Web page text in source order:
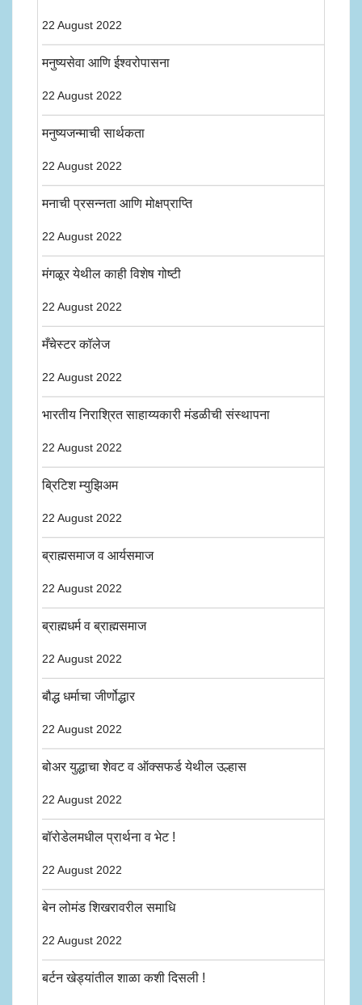
22 August 2022
मनुष्यसेवा आणि ईश्वरोपासना
22 August 2022
मनुष्यजन्माची सार्थकता
22 August 2022
मनाची प्रसन्नता आणि मोक्षप्राप्ति
22 August 2022
मंगळूर येथील काही विशेष गोष्टी
22 August 2022
मँचेस्टर कॉलेज
22 August 2022
भारतीय निराश्रित साहाय्यकारी मंडळीची संस्थापना
22 August 2022
ब्रिटिश म्युझिअम
22 August 2022
ब्राह्मसमाज व आर्यसमाज
22 August 2022
ब्राह्मधर्म व ब्राह्मसमाज
22 August 2022
बौद्ध धर्माचा जीर्णोद्धार
22 August 2022
बोअर युद्धाचा शेवट व ऑक्सफर्ड येथील उल्हास
22 August 2022
बॉरोडेलमधील प्रार्थना व भेट !
22 August 2022
बेन लोमंड शिखरावरील समाधि
22 August 2022
बर्टन खेड्यांतील शाळा कशी दिसली !